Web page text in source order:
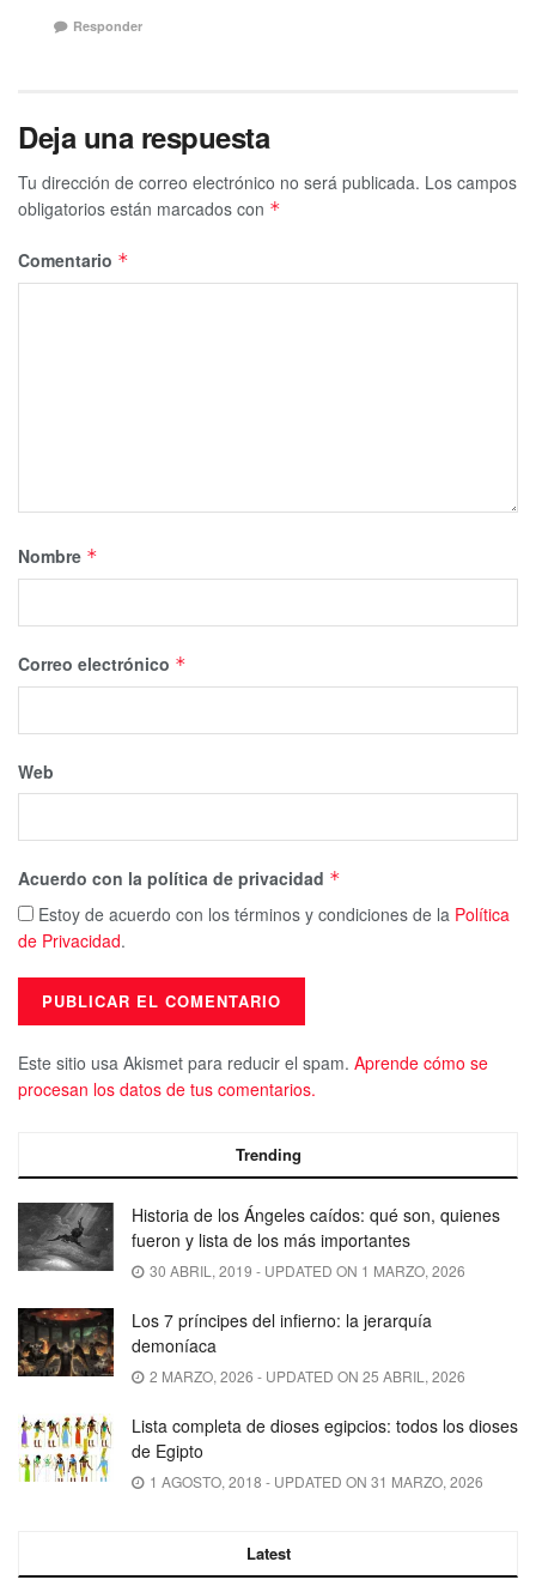
Responder
Deja una respuesta
Tu dirección de correo electrónico no será publicada. Los campos
obligatorios están marcados con *
Comentario *
Nombre *
Correo electrónico *
Web
Acuerdo con la política de privacidad *
Estoy de acuerdo con los términos y condiciones de la Política
de Privacidad.
Este sitio usa Akismet para reducir el spam. Aprende cómo se
procesan los datos de tus comentarios.
Trending
Historia de los Ángeles caídos: qué son, quienes
fueron y lista de los más importantes
30 ABRIL, 2019 - UPDATED ON 1 MARZO, 2026
Los 7 príncipes del infierno: la jerarquía
demoníaca
2 MARZO, 2026 - UPDATED ON 25 ABRIL, 2026
Lista completa de dioses egipcios: todos los dioses
de Egipto
1 AGOSTO, 2018 - UPDATED ON 31 MARZO, 2026
Latest